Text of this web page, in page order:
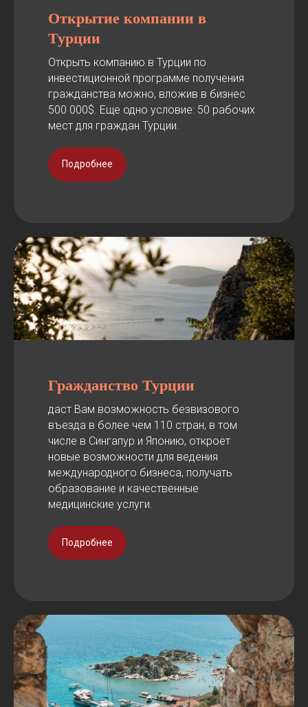
Открытие компании в
Турции
Открыть компанию в Турции по
инвестиционной программе получения
гражданства можно, вложив в бизнес
500 000$. Еще одно условие: 50 рабочих
мест для граждан Турции.
Подробнее
Гражданство Турции
даст Вам возможность безвизового
въезда в более чем 110 стран, в том
числе в Сингапур и Японию, откроет
новые возможности для ведения
международного бизнеса, получать
образование и качественные
медицинские услуги.
Подробнее